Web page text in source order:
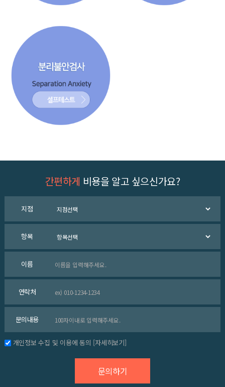
간편하게 비용을 알고 싶으신가요?
지점
항목
이름
연락처
문의내용
개인정보 수집 및 이용에 동의 [자세히보기]